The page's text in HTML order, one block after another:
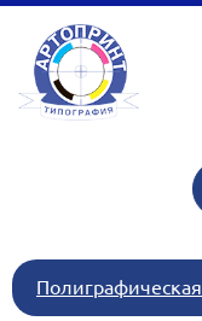
О КОМПАНИИ
УСЛУГИ
КАТАЛОГ
ТРЕБОВАНИЯ К
НОВОСТИ
ИНВЕСТИЦИИ